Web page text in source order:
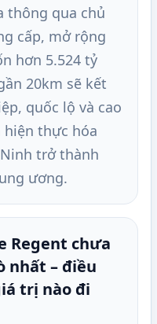
thông qua chủ
cấp, mở rộng
hơn 5.524 tỷ
20km sẽ kết
quốc lộ và cao
thực hóa
trở thành
ương.
Regent chưa
nhất – điều
trị nào đi